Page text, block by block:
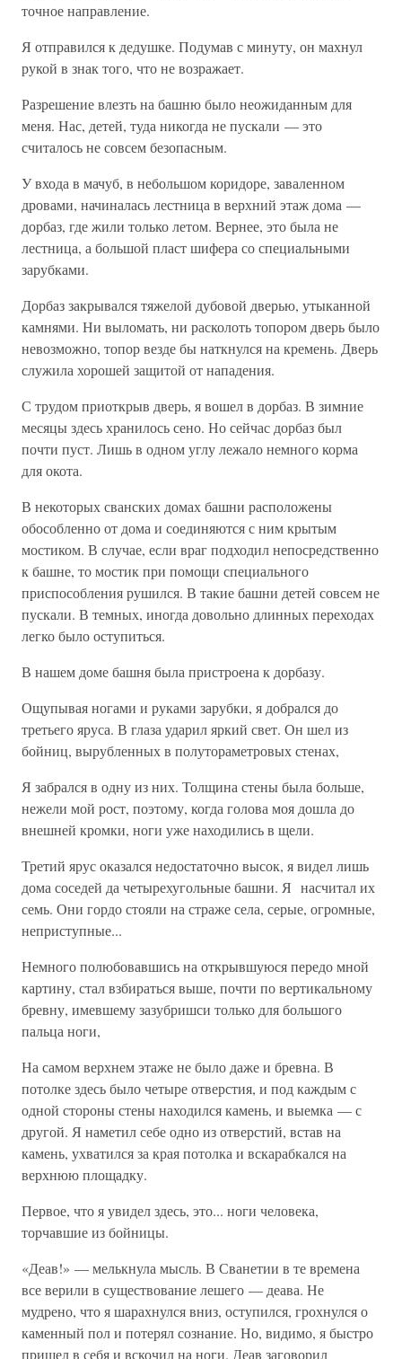
точное направление.
Я отправился к дедушке. Подумав с минуту, он махнул
рукой в знак того, что не возражает.
Разрешение влезть на башню было неожиданным для
меня. Нас, детей, туда никогда не пускали — это
считалось не совсем безопасным.
У входа в мачуб, в небольшом коридоре, заваленном
дровами, начиналась лестница в верхний этаж дома —
дорбаз, где жили только летом. Вернее, это была не
лестница, а большой пласт шифера со специальными
зарубками.
Дорбаз закрывался тяжелой дубовой дверью, утыканной
камнями. Ни выломать, ни расколоть топором дверь было
невозможно, топор везде бы наткнулся на кремень. Дверь
служила хорошей защитой от нападения.
С трудом приоткрыв дверь, я вошел в дорбаз. В зимние
месяцы здесь хранилось сено. Но сейчас дорбаз был
почти пуст. Лишь в одном углу лежало немного корма
для окота.
В некоторых сванских домах башни расположены
обособленно от дома и соединяются с ним крытым
мостиком. В случае, если враг подходил непосредственно
к башне, то мостик при помощи специального
приспособления рушился. В такие башни детей совсем не
пускали. В темных, иногда довольно длинных переходах
легко было оступиться.
В нашем доме башня была пристроена к дорбазу.
Ощупывая ногами и руками зарубки, я добрался до
третьего яруса. В глаза ударил яркий свет. Он шел из
бойниц, вырубленных в полутораметровых стенах,
Я забрался в одну из них. Толщина стены была больше,
нежели мой рост, поэтому, когда голова моя дошла до
внешней кромки, ноги уже находились в щели.
Третий ярус оказался недостаточно высок, я видел лишь
дома соседей да четырехугольные башни. Я насчитал их
семь. Они гордо стояли на страже села, серые, огромные,
неприступные...
Немного полюбовавшись на открывшуюся передо мной
картину, стал взбираться выше, почти по вертикальному
бревну, имевшему зазубришси только для большого
пальца ноги,
На самом верхнем этаже не было даже и бревна. В
потолке здесь было четыре отверстия, и под каждым с
одной стороны стены находился камень, и выемка — с
другой. Я наметил себе одно из отверстий, встав на
камень, ухватился за края потолка и вскарабкался на
верхнюю площадку.
Первое, что я увидел здесь, это... ноги человека,
торчавшие из бойницы.
«Деав!» — мелькнула мысль. В Сванетии в те времена
все верили в существование лешего — деава. Не
мудрено, что я шарахнулся вниз, оступился, грохнулся о
каменный пол и потерял сознание. Но, видимо, я быстро
пришел в себя и вскочил на ноги. Деав заговорил